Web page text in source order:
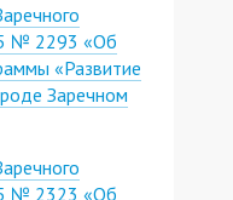
№ 2293 «Об
«Развитие
Заречном
№ 2323 «Об